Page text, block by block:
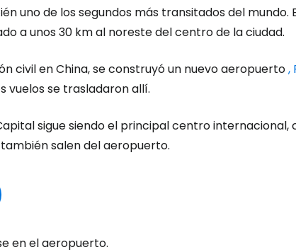
uno de los segundos más transitados del mundo.
a unos 30 km al noreste del centro de la ciudad.
civil en China, se construyó un nuevo aeropuerto,
vuelos se trasladaron allí.
sigue siendo el principal centro internacional,
salen del aeropuerto.
en el aeropuerto.